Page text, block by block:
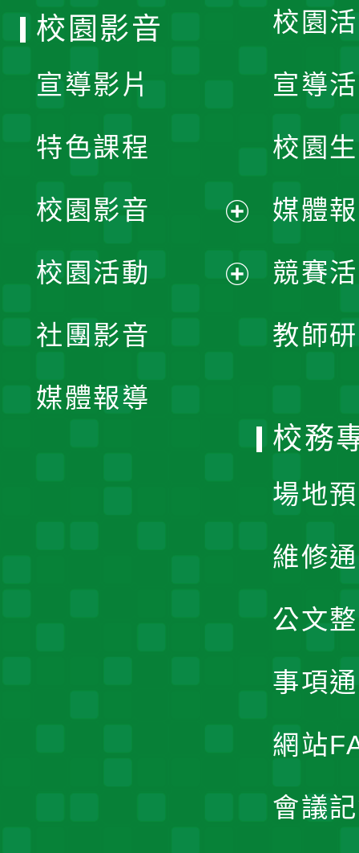
校園
宣導
校園
媒體
競賽
教師
校園影音
宣導影片
特色課程
校園影音
開
校園活動
社團影音
媒體報導
校務
場地
維修
公文
事項
網站
會議